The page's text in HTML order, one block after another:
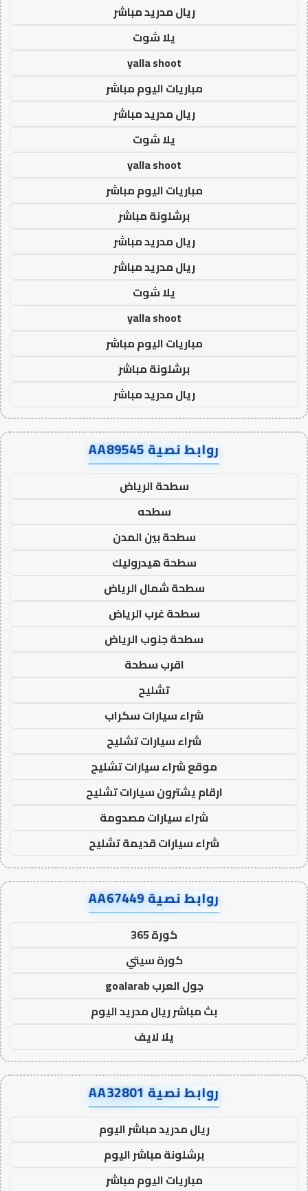
ريال مدريد مباشر
يلا شوت
yalla shoot
مباريات اليوم مباشر
ريال مدريد مباشر
يلا شوت
yalla shoot
مباريات اليوم مباشر
برشلونة مباشر
ريال مدريد مباشر
ريال مدريد مباشر
يلا شوت
yalla shoot
مباريات اليوم مباشر
برشلونة مباشر
ريال مدريد مباشر
روابط نصية AA89545
سطحة الرياض
سطحه
سطحة بين المدن
سطحة هيدروليك
سطحة شمال الرياض
سطحة غرب الرياض
سطحة جنوب الرياض
اقرب سطحة
تشليح
شراء سيارات سكراب
شراء سيارات تشليح
موقع شراء سيارات تشليح
ارقام يشترون سيارات تشليح
شراء سيارات مصدومة
شراء سيارات قديمة تشليح
روابط نصية AA67449
كورة 365
كورة سيتي
جول العرب goalarab
بث مباشر ريال مدريد اليوم
يلا لايف
روابط نصية AA32801
ريال مدريد مباشر اليوم
برشلونة مباشر اليوم
مباريات اليوم مباشر